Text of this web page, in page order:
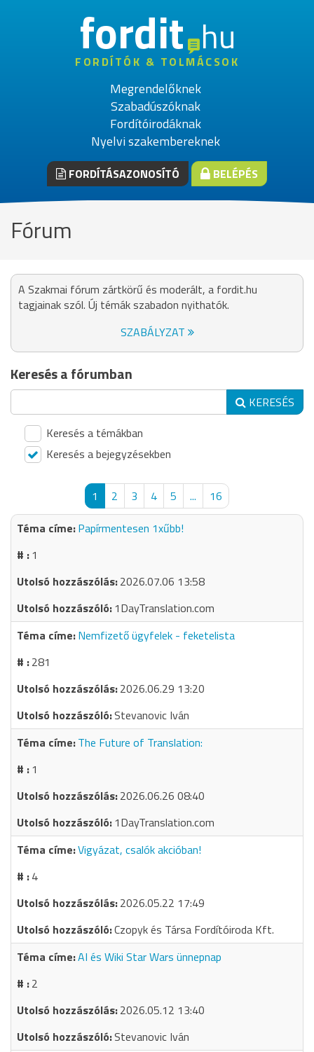
fordithu
FORDÍTÓK & TOLMÁCSOK
Megrendelőknek
Szabadúszóknak
Fordítóirodáknak
Nyelvi szakembereknek
FORDÍTÁSAZONOSÍTÓ BELÉPÉS
Fórum
A Szakmai fórum zártkörű és moderált, a fordit.hu
tagjainak szól. Új témák szabadon nyithatók.
SZABÁLYZAT
Keresés a fórumban
KERESÉS
Keresés a témákban
Keresés a bejegyzésekben
1 2 3 4 5 ...
16
Papírmentesen 1xűbb!
1
2026.07.06 13:58
1DayTranslation.com
Nemfizető ügyfelek - feketelista
281
2026.06.29 13:20
Stevanovic Iván
The Future of Translation:
1
2026.06.26 08:40
1DayTranslation.com
Vigyázat, csalók akcióban!
4
2026.05.22 17:49
Czopyk és Társa Fordítóiroda Kft.
AI és Wiki Star Wars ünnepnap
2
2026.05.12 13:40
Stevanovic Iván